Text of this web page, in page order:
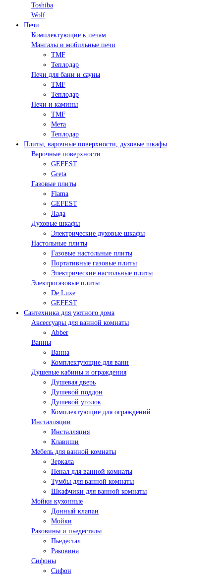
Toshiba
Wolf
Печи
Комплектующие к печам
Мангалы и мобильные печи
TMF
Теплодар
Печи для бани и сауны
TMF
Теплодар
Печи и камины
TMF
Мета
Теплодар
Плиты, варочные поверхности, духовые шкафы
Варочные поверхности
GEFEST
Greta
Газовые плиты
Flama
GEFEST
Лада
Духовые шкафы
Электрические духовые шкафы
Настольные плиты
Газовые настольные плиты
Портативные газовые плиты
Электрические настольные плиты
Электрогазовые плиты
De Luxe
GEFEST
Сантехника для уютного дома
Аксессуары для ванной комнаты
Abber
Ванны
Ванна
Комплектующие для ванн
Душевые кабины и ограждения
Душевая дверь
Душевой поддон
Душевой уголок
Комплектующие для ограждений
Инсталляции
Инсталляция
Клавиши
Мебель для ванной комнаты
Зеркала
Пенал для ванной комнаты
Тумбы для ванной комнаты
Шкафчики для ванной комнаты
Мойки кухонные
Донный клапан
Мойки
Раковины и пьедесталы
Пьедестал
Раковина
Сифоны
Сифон